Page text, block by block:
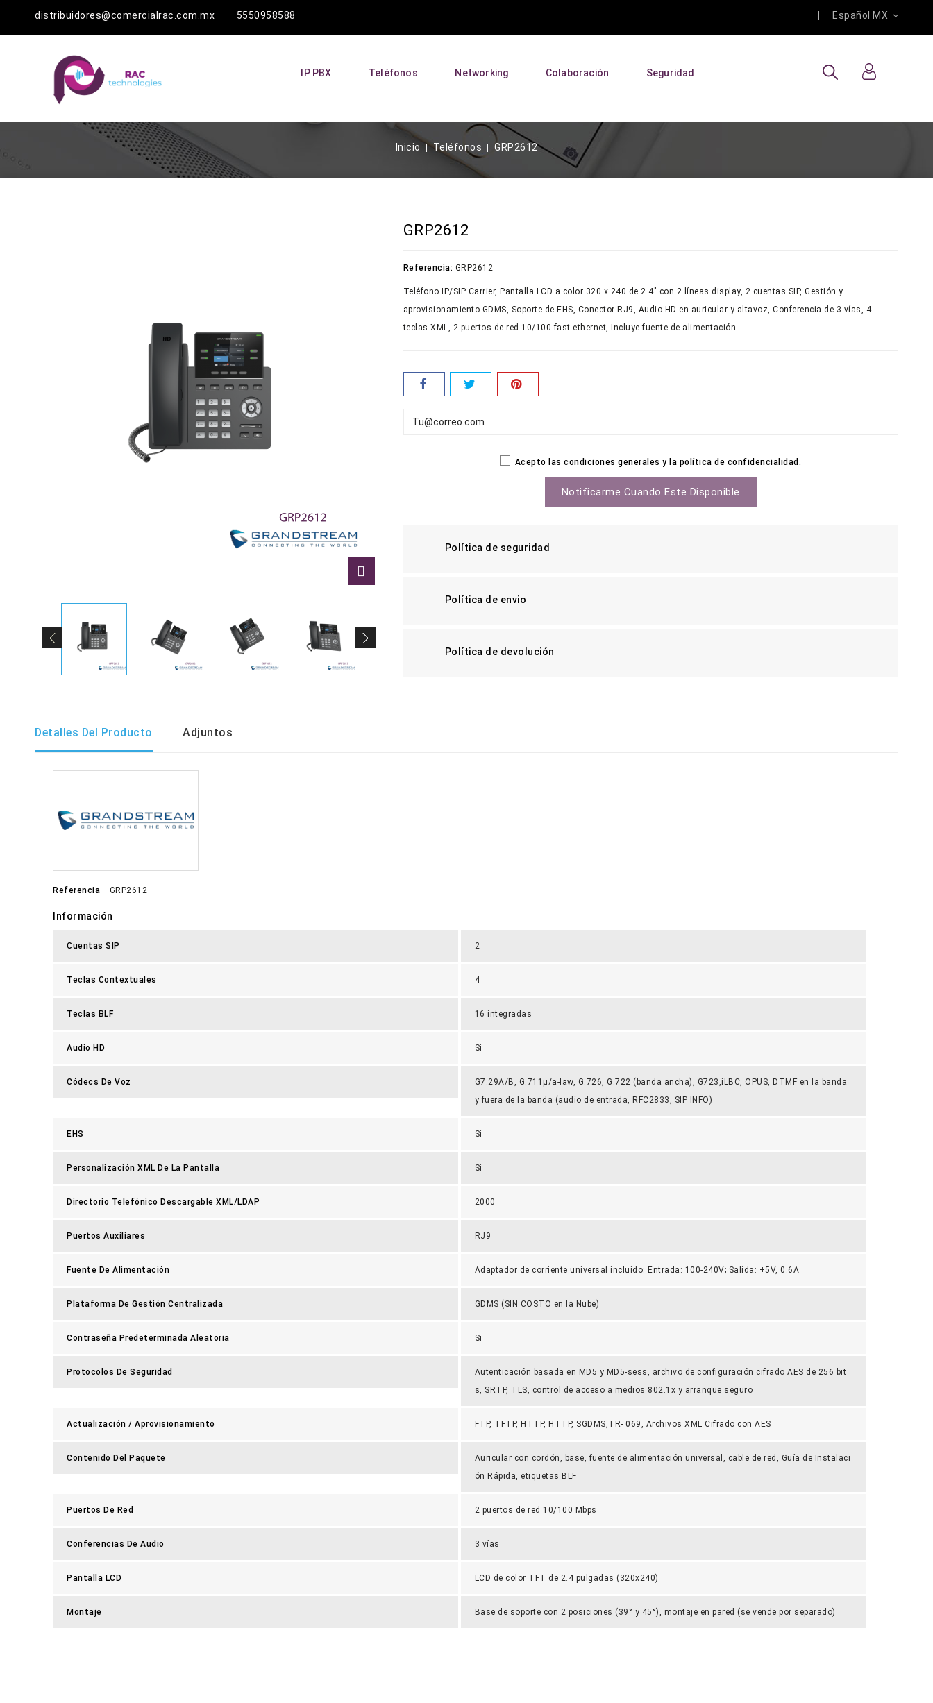
distribuidores@comercialrac.com.mx 5550958588 Español MX
IP PBX Teléfonos Networking Colaboración Seguridad
Inicio Teléfonos GRP2612
GRP2612
Referencia: GRP2612
Teléfono IP/SIP Carrier, Pantalla LCD a color 320 x 240 de 2.4" con 2 líneas display, 2 cuentas SIP, Gestión y
aprovisionamiento GDMS, Soporte de EHS, Conector RJ9, Audio HD en auricular y altavoz, Conferencia de 3 vías, 4
teclas XML, 2 puertos de red 10/100 fast ethernet, Incluye fuente de alimentación
Acepto las condiciones generales y la política de confidencialidad.
Notificarme Cuando Este Disponible
Política de seguridad
Política de envio
Política de devolución
Detalles Del Producto Adjuntos
Referencia GRP2612
Información
Cuentas SIP 2
Teclas Contextuales 4
Teclas BLF 16 integradas
Audio HD Si
Códecs De Voz
G7.29A/B, G.711µ/a-law, G.726, G.722 (banda ancha), G723,iLBC, OPUS, DTMF en la banda
y fuera de la banda (audio de entrada, RFC2833, SIP INFO)
EHS Si
Personalización XML De La Pantalla Si
Directorio Telefónico Descargable XML/LDAP 2000
Puertos Auxiliares RJ9
Fuente De Alimentación Adaptador de corriente universal incluido: Entrada: 100-240V; Salida: +5V, 0.6A
Plataforma De Gestión Centralizada GDMS (SIN COSTO en la Nube)
Contraseña Predeterminada Aleatoria Si
Protocolos De Seguridad
Autenticación basada en MD5 y MD5-sess, archivo de configuración cifrado AES de 256 bit
s, SRTP, TLS, control de acceso a medios 802.1x y arranque seguro
Actualización / Aprovisionamiento FTP, TFTP, HTTP, HTTP, SGDMS,TR- 069, Archivos XML Cifrado con AES
Contenido Del Paquete
Auricular con cordón, base, fuente de alimentación universal, cable de red, Guía de Instalaci
ón Rápida, etiquetas BLF
Puertos De Red 2 puertos de red 10/100 Mbps
Conferencias De Audio 3 vías
Pantalla LCD LCD de color TFT de 2.4 pulgadas (320x240)
Montaje Base de soporte con 2 posiciones (39° y 45°), montaje en pared (se vende por separado)